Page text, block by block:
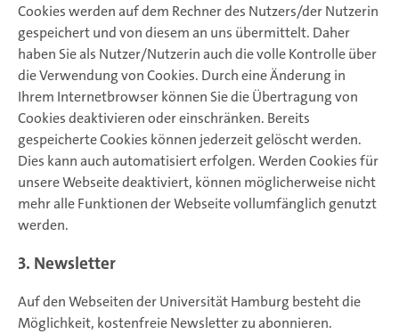
Cookies werden auf dem Rechner des Nutzers/der Nutzerin
gespeichert und von diesem an uns übermittelt. Daher
haben Sie als Nutzer/Nutzerin auch die volle Kontrolle über
die Verwendung von Cookies. Durch eine Änderung in
Ihrem Internetbrowser können Sie die Übertragung von
Cookies deaktivieren oder einschränken. Bereits
gespeicherte Cookies können jederzeit gelöscht werden.
Dies kann auch automatisiert erfolgen. Werden Cookies für
unsere Webseite deaktiviert, können möglicherweise nicht
mehr alle Funktionen der Webseite vollumfänglich genutzt
werden.
3. Newsletter
Auf den Webseiten der Universität Hamburg besteht die
Möglichkeit, kostenfreie Newsletter zu abonnieren.